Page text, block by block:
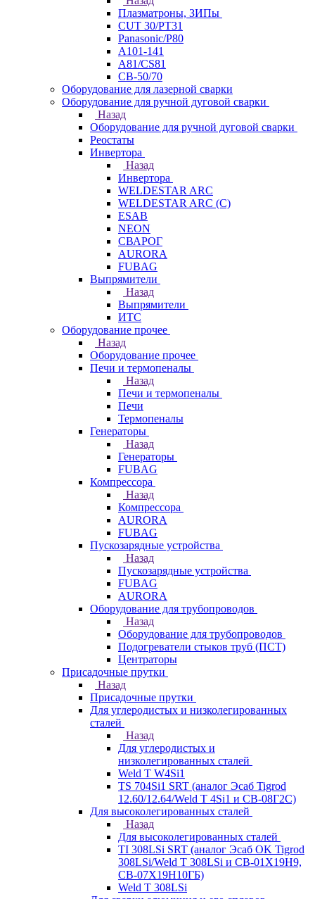
Плазматроны, ЗИПы
CUT 30/PT31
Panasonic/P80
А101-141
А81/CS81
СВ-50/70
Оборудование для лазерной сварки
Оборудование для ручной дуговой сварки
Назад
Оборудование для ручной дуговой сварки
Реостаты
Инвертора
Назад
Инвертора
WELDESTAR ARC
WELDESTAR ARC (С)
ESAB
NEON
СВАРОГ
AURORA
FUBAG
Выпрямители
Назад
Выпрямители
ИТС
Оборудование прочее
Назад
Оборудование прочее
Печи и термопеналы
Назад
Печи и термопеналы
Печи
Термопеналы
Генераторы
Назад
Генераторы
FUBAG
Компрессора
Назад
Компрессора
AURORA
FUBAG
Пускозарядные устройства
Назад
Пускозарядные устройства
FUBAG
AURORA
Оборудование для трубопроводов
Назад
Оборудование для трубопроводов
Подогреватели стыков труб (ПСТ)
Центраторы
Присадочные прутки
Назад
Присадочные прутки
Для углеродистых и низколегированных
сталей
Назад
Для углеродистых и
низколегированных сталей
Weld T W4Si1
TS 704Si1 SRT (аналог Эсаб Tigrod
12.60/12.64/Weld T 4Si1 и СВ-08Г2С)
Для высоколегированных сталей
Назад
Для высоколегированных сталей
TI 308LSi SRT (аналог Эсаб OK Tigrod
308LSi/Weld T 308LSi и СВ-01Х19Н9,
СВ-07Х19Н10ГБ)
Weld T 308LSi